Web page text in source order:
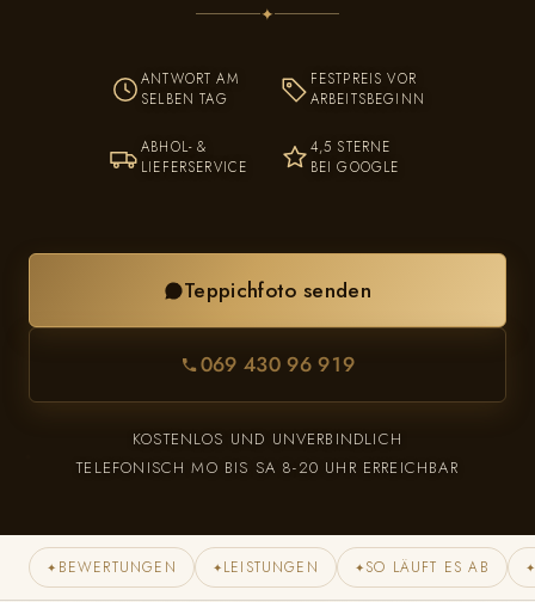
✦
ANTWORT AM
SELBEN TAG
FESTPREIS VOR
ARBEITSBEGINN
ABHOL- &
LIEFERSERVICE
4,5 STERNE
BEI GOOGLE
Teppichfoto senden
069 430 96 919
KOSTENLOS UND UNVERBINDLICH
TELEFONISCH MO BIS SA 8-20 UHR ERREICHBAR
✦ BEWERTUNGEN ✦ LEISTUNGEN ✦ SO LÄUFT ES AB ✦